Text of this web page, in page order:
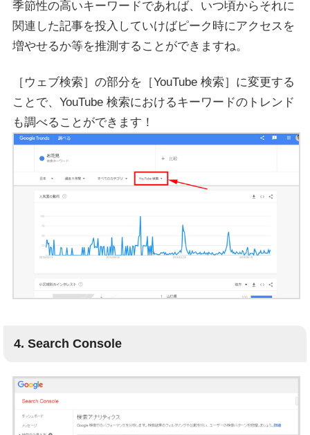
季節性の高いキーワードであれば、いつ頃からそれに
関連した記事を投入していけばピーク時にアクセスを
増やせるか等を推測することができますね。
［ウェブ検索］の部分を［YouTube 検索］に変更する
ことで、YouTube 検索におけるキーワードのトレンド
も調べることができます！
4. Search Console